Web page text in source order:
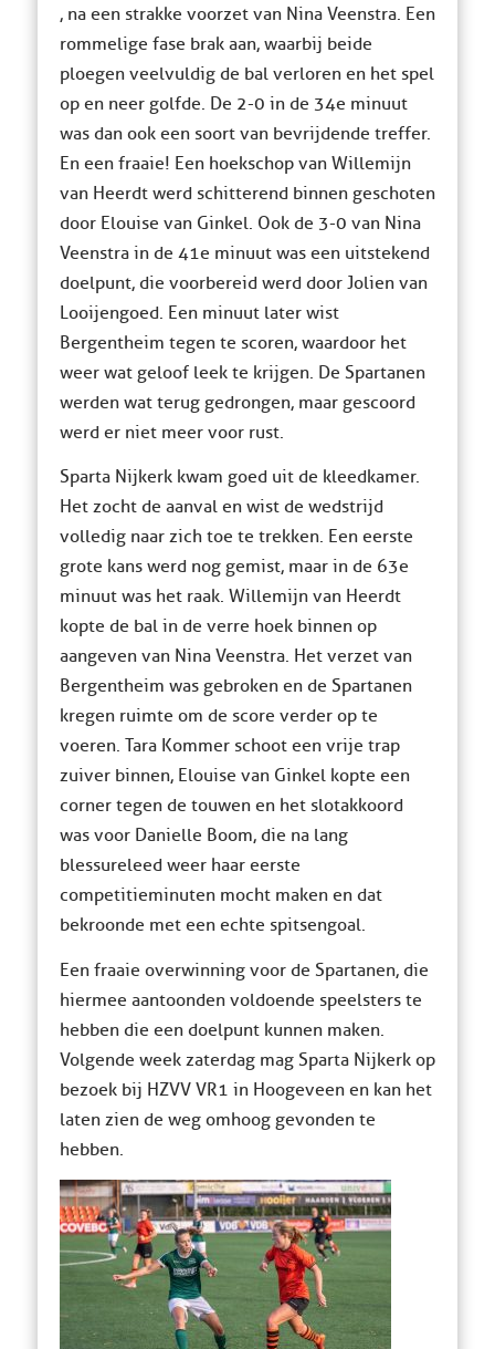
, na een strakke voorzet van Nina Veenstra. Een
rommelige fase brak aan, waarbij beide
ploegen veelvuldig de bal verloren en het spel
op en neer golfde. De 2-0 in de 34e minuut
was dan ook een soort van bevrijdende treffer.
En een fraaie! Een hoekschop van Willemijn
van Heerdt werd schitterend binnen geschoten
door Elouise van Ginkel. Ook de 3-0 van Nina
Veenstra in de 41e minuut was een uitstekend
doelpunt, die voorbereid werd door Jolien van
Looijengoed. Een minuut later wist
Bergentheim tegen te scoren, waardoor het
weer wat geloof leek te krijgen. De Spartanen
werden wat terug gedrongen, maar gescoord
werd er niet meer voor rust.
Sparta Nijkerk kwam goed uit de kleedkamer.
Het zocht de aanval en wist de wedstrijd
volledig naar zich toe te trekken. Een eerste
grote kans werd nog gemist, maar in de 63e
minuut was het raak. Willemijn van Heerdt
kopte de bal in de verre hoek binnen op
aangeven van Nina Veenstra. Het verzet van
Bergentheim was gebroken en de Spartanen
kregen ruimte om de score verder op te
voeren. Tara Kommer schoot een vrije trap
zuiver binnen, Elouise van Ginkel kopte een
corner tegen de touwen en het slotakkoord
was voor Danielle Boom, die na lang
blessureleed weer haar eerste
competitieminuten mocht maken en dat
bekroonde met een echte spitsengoal.
Een fraaie overwinning voor de Spartanen, die
hiermee aantoonden voldoende speelsters te
hebben die een doelpunt kunnen maken.
Volgende week zaterdag mag Sparta Nijkerk op
bezoek bij HZVV VR1 in Hoogeveen en kan het
laten zien de weg omhoog gevonden te
hebben.